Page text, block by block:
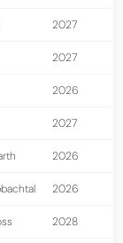
2027
2027
2026
2027
2026
2026
2028